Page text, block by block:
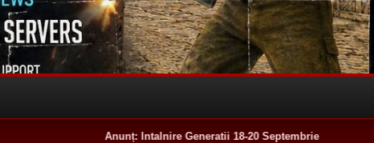
Intalnire Generatii 18-20 Septembrie